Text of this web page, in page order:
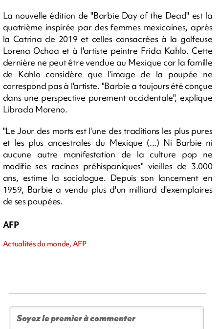
La nouvelle édition de "Barbie Day of the Dead" est la
quatrième inspirée par des femmes mexicaines, après
la Catrina de 2019 et celles consacrées à la golfeuse
Lorena Ochoa et à l'artiste peintre Frida Kahlo. Cette
dernière ne peut être vendue au Mexique car la famille
de Kahlo considère que l'image de la poupée ne
correspond pas à l'artiste. "Barbie a toujours été conçue
dans une perspective purement occidentale", explique
Librada Moreno.
"Le Jour des morts est l'une des traditions les plus pures
et les plus ancestrales du Mexique (...) Ni Barbie ni
aucune autre manifestation de la culture pop ne
modifie ses racines préhispaniques" vieilles de 3.000
ans, estime la sociologue. Depuis son lancement en
1959, Barbie a vendu plus d'un milliard d'exemplaires
de ses poupées.
AFP
Actualités du monde, AFP